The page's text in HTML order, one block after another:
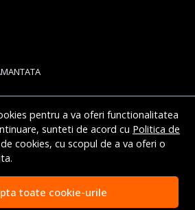
pentru a va oferi functionalitatea
sunteti de acord cu Politica de
cookies, cu scopul de a va oferi o
toate cookie-urile